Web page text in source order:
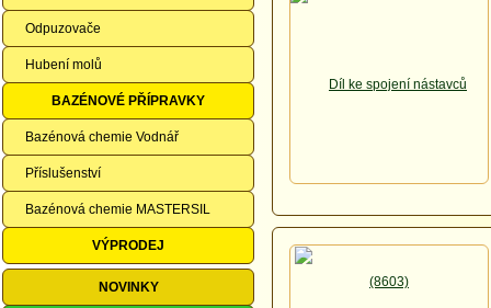
Odpuzovače
Hubení molů
BAZÉNOVÉ PŘÍPRAVKY
Bazénová chemie Vodnář
Příslušenství
Bazénová chemie MASTERSIL
VÝPRODEJ
NOVINKY